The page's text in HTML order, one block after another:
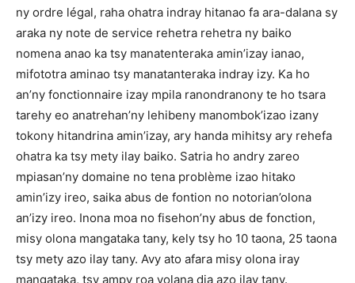
ny ordre légal, raha ohatra indray hitanao fa ara-dalana sy
araka ny note de service rehetra rehetra ny baiko
nomena anao ka tsy manatenteraka amin’izay ianao,
mifototra aminao tsy manatanteraka indray izy. Ka ho
an’ny fonctionnaire izay mpila ranondranony te ho tsara
tarehy eo anatrehan’ny lehibeny manombok’izao izany
tokony hitandrina amin’izay, ary handa mihitsy ary rehefa
ohatra ka tsy mety ilay baiko. Satria ho andry zareo
mpiasan’ny domaine no tena problème izao hitako
amin’izy ireo, saika abus de fontion no notorian’olona
an’izy ireo. Inona moa no fisehon’ny abus de fonction,
misy olona mangataka tany, kely tsy ho 10 taona, 25 taona
tsy mety azo ilay tany. Avy ato afara misy olona iray
mangataka, tsy ampy roa volana dia azo ilay tany.